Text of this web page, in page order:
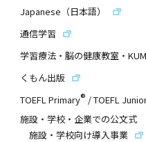
Japanese（日本語）
通信学習
学習療法・脳の健康教室・
くもん出版
TOEFL Primary® /TOEFL
施設・学校・企業での公文式
施設・学校向け導入事業